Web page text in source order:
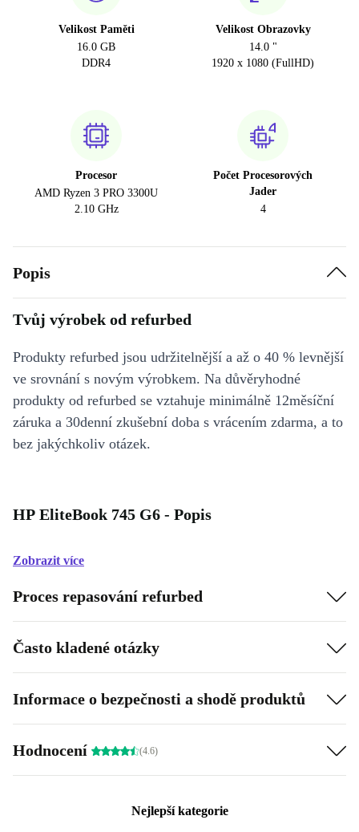
Velikost Paměti
16.0 GB
DDR4
Velikost Obrazovky
14.0 "
1920 x 1080 (FullHD)
Procesor
AMD Ryzen 3 PRO 3300U
2.10 GHz
Počet Procesorových
Jader
4
Popis
Tvůj výrobek od refurbed
Produkty refurbed jsou udržitelnější a až o 40 % levnější
ve srovnání s novým výrobkem. Na důvěryhodné
produkty od refurbed se vztahuje minimálně 12měsíční
záruka a 30denní zkušební doba s vrácením zdarma, a to
bez jakýchkoliv otázek.
HP EliteBook 745 G6 - Popis
Zobrazit více
Proces repasování refurbed
Často kladené otázky
Informace o bezpečnosti a shodě produktů
Hodnocení (4.6)
Nejlepší kategorie